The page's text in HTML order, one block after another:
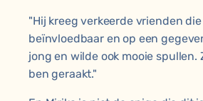
"Hij kreeg verkeerde vrienden
beïnvloedbaar en op een
jong en wilde ook mooie
ben geraakt."